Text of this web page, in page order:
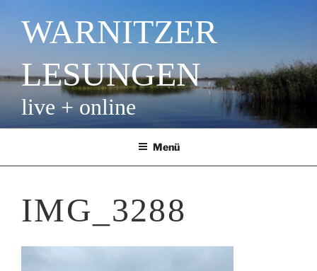
Inhalt
springenWARNITZER
LESUNGEN
live + online
Menü
IMG_3288